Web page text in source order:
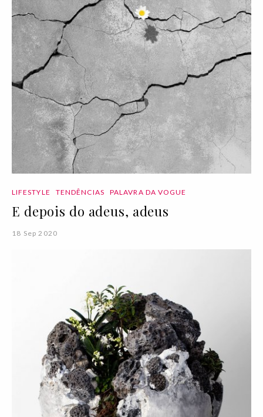
LIFESTYLE TENDÊNCIAS PALAVRA DA VOGUE
E depois do adeus, adeus
18 Sep 2020